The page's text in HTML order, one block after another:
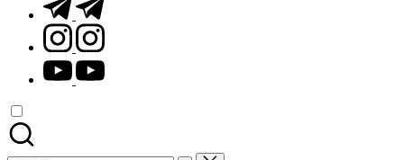
instagram.com
youtube.com